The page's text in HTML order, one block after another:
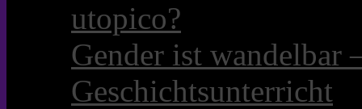
utopico?
Gender ist
Geschichtsunterricht